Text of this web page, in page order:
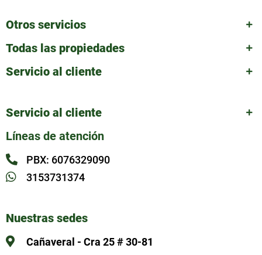
Otros servicios
Todas las propiedades
Servicio al cliente
Servicio al cliente
Líneas de atención
PBX: 6076329090
3153731374
Nuestras sedes
Cañaveral - Cra 25 # 30-81